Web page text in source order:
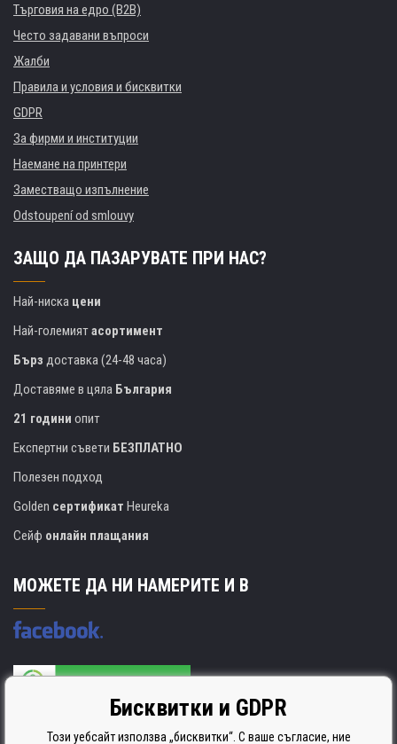
Търговия на едро (B2B)
Често задавани въпроси
Жалби
Правила и условия и бисквитки
GDPR
За фирми и институции
Наемане на принтери
Заместващо изпълнение
Odstoupení od smlouvy
ЗАЩО ДА ПАЗАРУВАТЕ ПРИ НАС?
Най-ниска цени
Най-големиятасортимент
Бърз доставка (24-48 часа)
Доставяме в цяла България
21 години опит
Експертни съвети БЕЗПЛАТНО
Полезен подход
Golden сертификат Heureka
Сейф онлайн плащания
МОЖЕТЕ ДА НИ НАМЕРИТЕ И В
Производителят на касети е сертифициран
ISO 9001. ISO 14001 и STMC.
Бисквитки и GDPR
Този уебсайт използва „бисквитки“. С ваше съгласие, ние